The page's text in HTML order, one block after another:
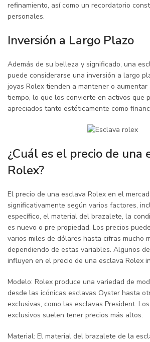
refinamiento, así como un recordatorio
personales.
Inversión a Largo Plazo
Además de su belleza y significado, una
puede considerarse una inversión a largo
joyas Rolex tienden a mantener o
tiempo, lo que los convierte en activos que
apreciados tanto estéticamente como
¿Cuál es el precio de una
Rolex?
El precio de una esclava Rolex en el
significativamente según varios factores,
específico, el material del brazalete, la
es nuevo o pre propiedad. Los precios
varios miles de dólares hasta cifras mucho
dependiendo de estas variables. Algunos
influyen en el precio de una esclava Rolex
Modelo: Rolex produce una variedad de
desde las icónicas esclavas Oyster hasta
exclusivas, como las esclavas President.
exclusivos suelen tener precios más altos.
Material: El material del brazalete de la